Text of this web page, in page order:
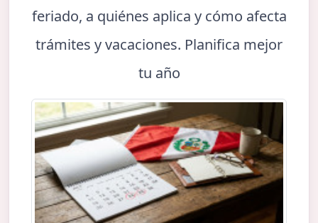
feriado, a quiénes aplica y cómo afecta
trámites y vacaciones. Planifica mejor
tu año